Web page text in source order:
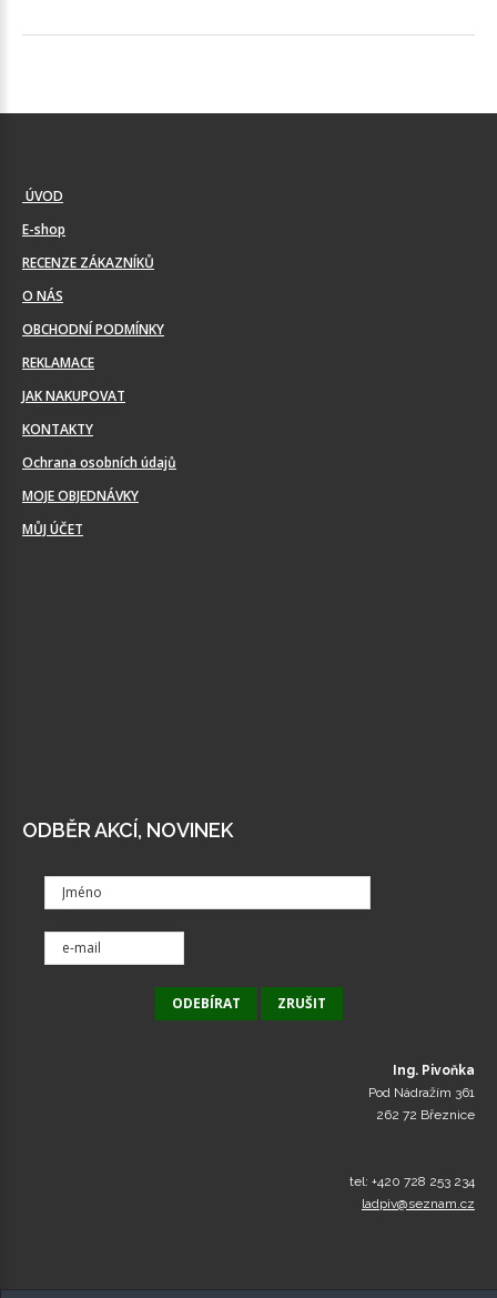
ÚVOD
E-shop
RECENZE ZÁKAZNÍKŮ
O NÁS
OBCHODNÍ PODMÍNKY
REKLAMACE
JAK NAKUPOVAT
KONTAKTY
Ochrana osobních údajů
MOJE OBJEDNÁVKY
MŮJ ÚČET
ODBĚR AKCÍ, NOVINEK
Ing. Pivoňka
Pod Nádražím 361
262 72 Březnice
tel: +420 728 253 234
ladpiv@seznam.cz